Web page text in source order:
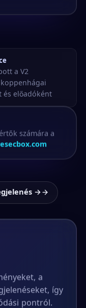
a V2
és előadóként
számára a
→
a
így
pontról.